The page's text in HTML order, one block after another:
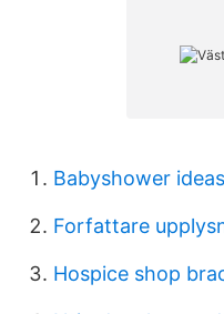
Babyshower
Forfattare
Hospice shop